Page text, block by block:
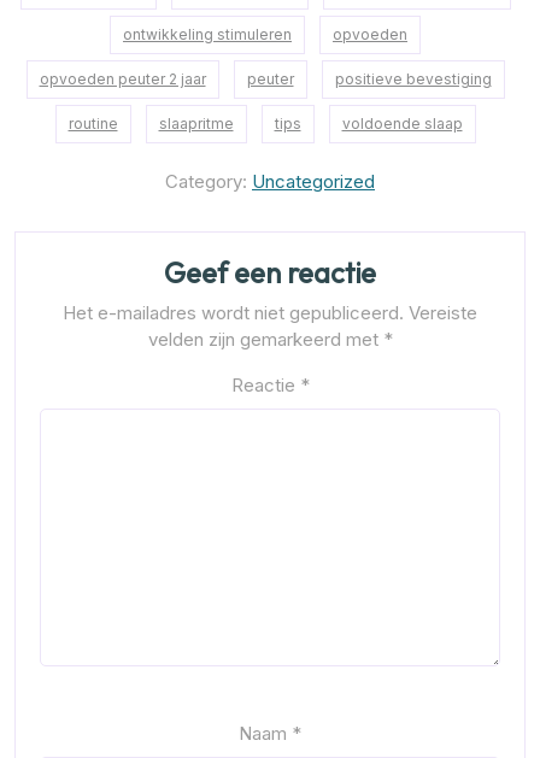
ontwikkeling stimuleren opvoeden
opvoeden peuter 2 jaar peuter positieve bevestiging
routine slaapritme tips voldoende slaap
Category: Uncategorized
Geef een reactie
Het e-mailadres wordt niet gepubliceerd. Vereiste
velden zijn gemarkeerd met *
Reactie *
Naam *